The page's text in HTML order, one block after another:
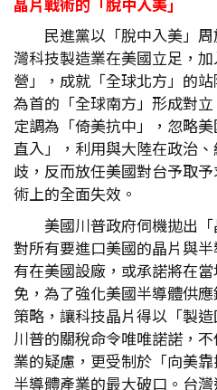
民進黨以「脫中入美」
灣科技製造業在美國立足，
營」，成就「全球北方」的
為首的「全球南方」形成對
定調為「倚美抗中」，忽略
直入」，利用與大陸在政治
歧，反而放任美國對台予取
術上的全面失效。
美國川普政府伺機拋出
對所有要進口美國的晶片與
有在美國設廠，或承諾將在
免，為了強化美國半導體供
策略，讓科技晶片得以「製
川普的關稅命令唯唯諾諾，
業的疑慮，更受制於「向美
半導體產業的最大破口。台